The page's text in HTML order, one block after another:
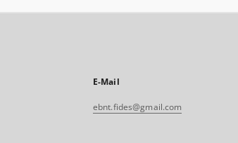
E-Mail
ebnt.fides@gmail.com